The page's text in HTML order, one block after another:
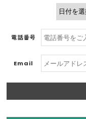
電話番号
Email